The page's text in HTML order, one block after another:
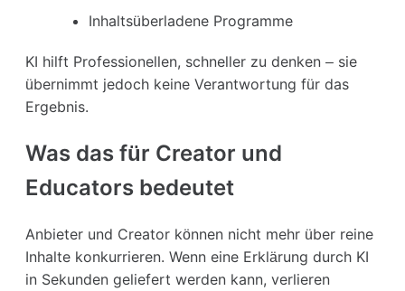
Inhaltsüberladene Programme
KI hilft Professionellen, schneller zu denken – sie
übernimmt jedoch keine Verantwortung für das
Ergebnis.
Was das für Creator und
Educators bedeutet
Anbieter und Creator können nicht mehr über reine
Inhalte konkurrieren. Wenn eine Erklärung durch KI
in Sekunden geliefert werden kann, verlieren